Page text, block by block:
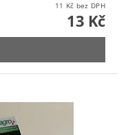
11 Kč bez DPH
13 Kč